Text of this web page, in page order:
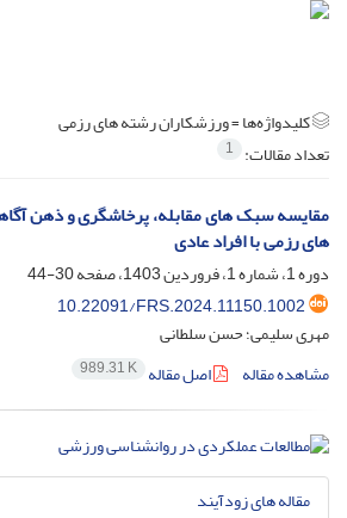
کلیدواژه‌ها =ورزشکاران رشته های رزمی
تعداد مقالات: 1
مقایسه سبک های مقابله، پرخاشگری و ذهن
های رزمی با افراد عادی
دوره 1، شماره 1، فروردین 1403، صفحه
30-44
10.22091/FRS.2024.11150.1002
مهری سلیمی؛ حسن سلطانی
مشاهده مقاله
اصل مقاله 989.31 K
مقاله های زودآیند